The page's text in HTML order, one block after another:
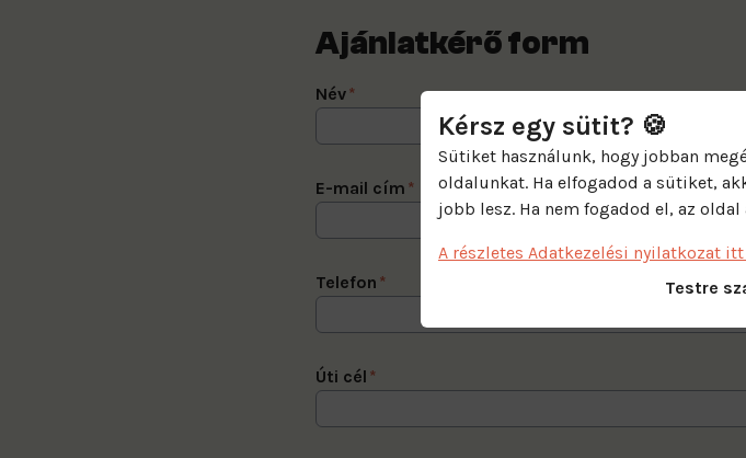
Ajánlatkérő form
Név*
E-mail cím *
Telefon *
Úti cél *
Kérsz egy sütit? 🍪
Sütiket használunk, hogy jobban
oldalunkat. Ha elfogadod a sütiket,
jobb lesz. Ha nem fogadod el, az
A részletes Adatkezelési nyilatkozat
Testre